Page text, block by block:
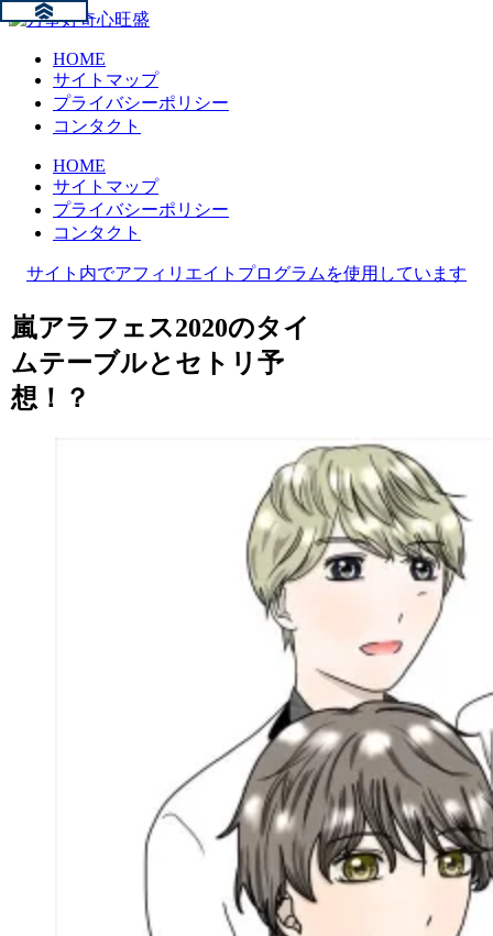
HOME
サイトマップ
プライバシーポリシー
コンタクト
HOME
サイトマップ
プライバシーポリシー
コンタクト
サイト内でアフィリエイトプログラムを使用しています
嵐アラフェス2020のタイ
ムテーブルとセトリ予
想！？